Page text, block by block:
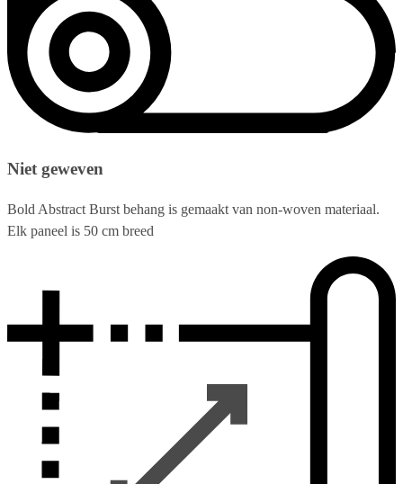
Niet geweven
Bold Abstract Burst behang is gemaakt van non-woven materiaal.
Elk paneel is 50 cm breed